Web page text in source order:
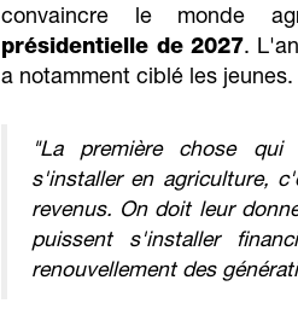
convaincre le monde
présidentielle de 2027.
a notamment ciblé les jeunes.
"La première chose
s'installer en agriculture,
revenus. On doit leur
puissent s'installer
renouvellement des